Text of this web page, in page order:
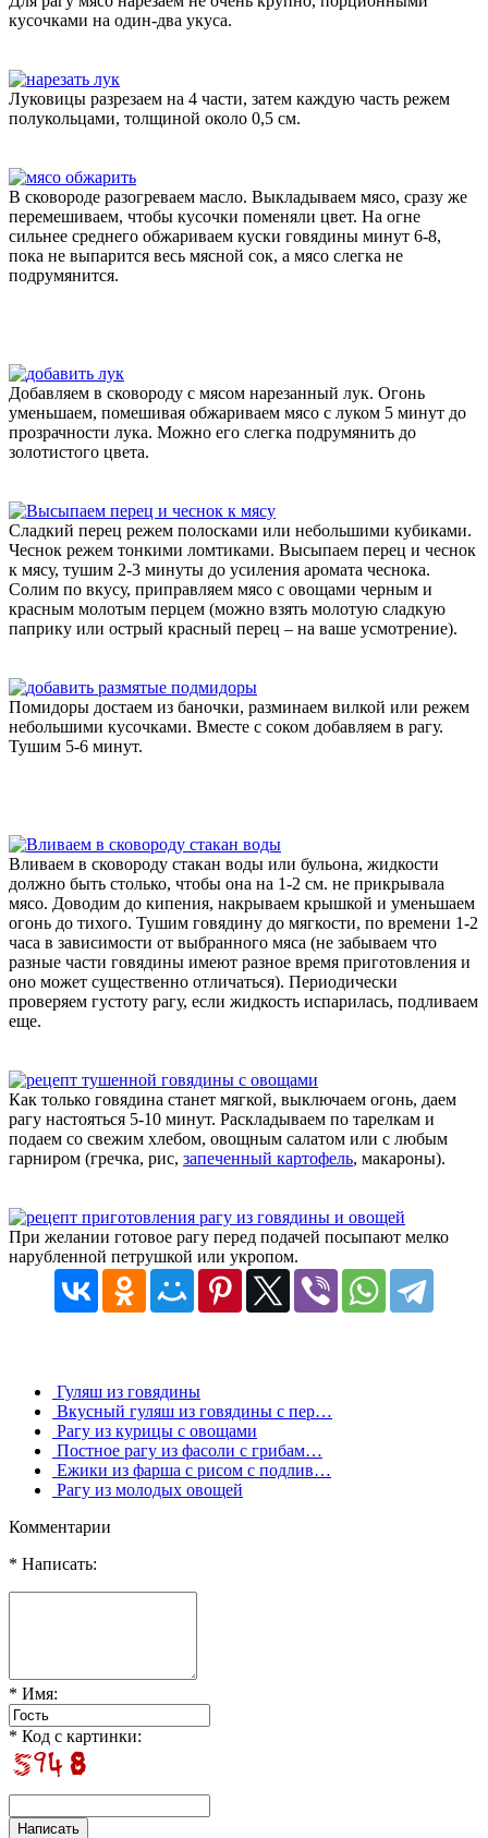
кусочками на один-два укуса.
Луковицы разрезаем на 4 части, затем каждую часть режем
полукольцами, толщиной около 0,5 см.
В сковороде разогреваем масло. Выкладываем мясо, сразу же
перемешиваем, чтобы кусочки поменяли цвет. На огне
сильнее среднего обжариваем куски говядины минут 6-8,
пока не выпарится весь мясной сок, а мясо слегка не
подрумянится.
Добавляем в сковороду с мясом нарезанный лук. Огонь
уменьшаем, помешивая обжариваем мясо с луком 5 минут до
прозрачности лука. Можно его слегка подрумянить до
золотистого цвета.
Сладкий перец режем полосками или небольшими кубиками.
Чеснок режем тонкими ломтиками. Высыпаем перец и чеснок
к мясу, тушим 2-3 минуты до усиления аромата чеснока.
Солим по вкусу, приправляем мясо с овощами черным и
красным молотым перцем (можно взять молотую сладкую
паприку или острый красный перец – на ваше усмотрение).
Помидоры достаем из баночки, разминаем вилкой или режем
небольшими кусочками. Вместе с соком добавляем в рагу.
Тушим 5-6 минут.
Вливаем в сковороду стакан воды или бульона, жидкости
должно быть столько, чтобы она на 1-2 см. не прикрывала
мясо. Доводим до кипения, накрываем крышкой и уменьшаем
огонь до тихого. Тушим говядину до мягкости, по времени 1-2
часа в зависимости от выбранного мяса (не забываем что
разные части говядины имеют разное время приготовления и
оно может существенно отличаться). Периодически
проверяем густоту рагу, если жидкость испарилась, подливаем
еще.
Как только говядина станет мягкой, выключаем огонь, даем
рагу настояться 5-10 минут. Раскладываем по тарелкам и
подаем со свежим хлебом, овощным салатом или с любым
гарниром (гречка, рис, запеченный картофель, макароны).
При желании готовое рагу перед подачей посыпают мелко
нарубленной петрушкой или укропом.
Гуляш из говядины
Вкусный гуляш из говядины с пер…
Рагу из курицы с овощами
Постное рагу из фасоли с грибам…
Ежики из фарша с рисом с подлив…
Рагу из молодых овощей
Комментарии
* Написать:
* Имя:
* Код с картинки: